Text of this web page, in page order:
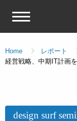
Home レポート
経営戦略、中期IT計画
design surf